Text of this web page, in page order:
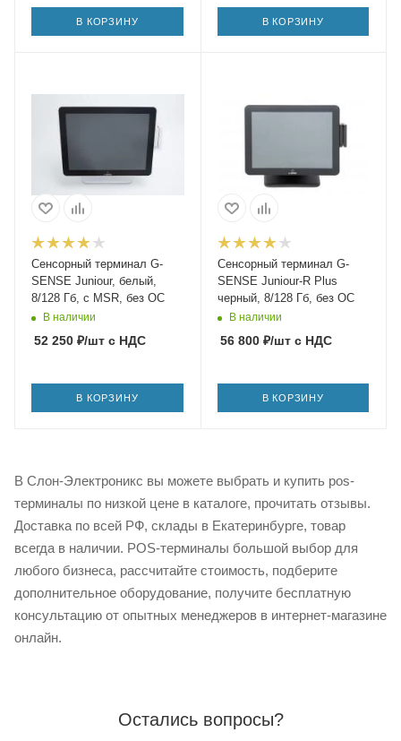
В КОРЗИНУ В КОРЗИНУ
Сенсорный терминал G-
SENSE Juniour, белый,
8/128 Гб, с MSR, без ОС
В наличии
52 250 ₽/шт с НДС
В КОРЗИНУ
Сенсорный терминал G-
SENSE Juniour-R Plus
черный, 8/128 Гб, без ОС
В наличии
56 800₽/штс НДС
В КОРЗИНУ
В Слон-Электроникс вы можете выбрать и купить pos-
терминалы по низкой цене в каталоге, прочитать отзывы.
Доставка по всей РФ, склады в Екатеринбурге, товар
всегда в наличии. POS-терминалы большой выбор для
любого бизнеса, рассчитайте стоимость, подберите
дополнительное оборудование, получите бесплатную
консультацию от опытных менеджеров в интернет-магазине
онлайн.
Остались вопросы?